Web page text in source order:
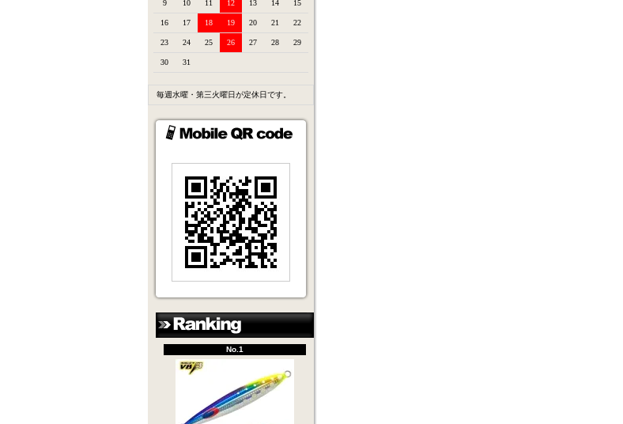
9 10 11 12 13 14 15
16 17 18 19 20 21 22
23 24 25 26 27 28 29
30 31
毎週水曜・第三火曜日が定休日です。
No.1